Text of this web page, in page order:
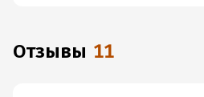
Отзывы 11